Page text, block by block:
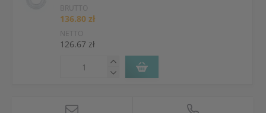
BRUTTO
136.80 zł
NETTO
126.67 zł